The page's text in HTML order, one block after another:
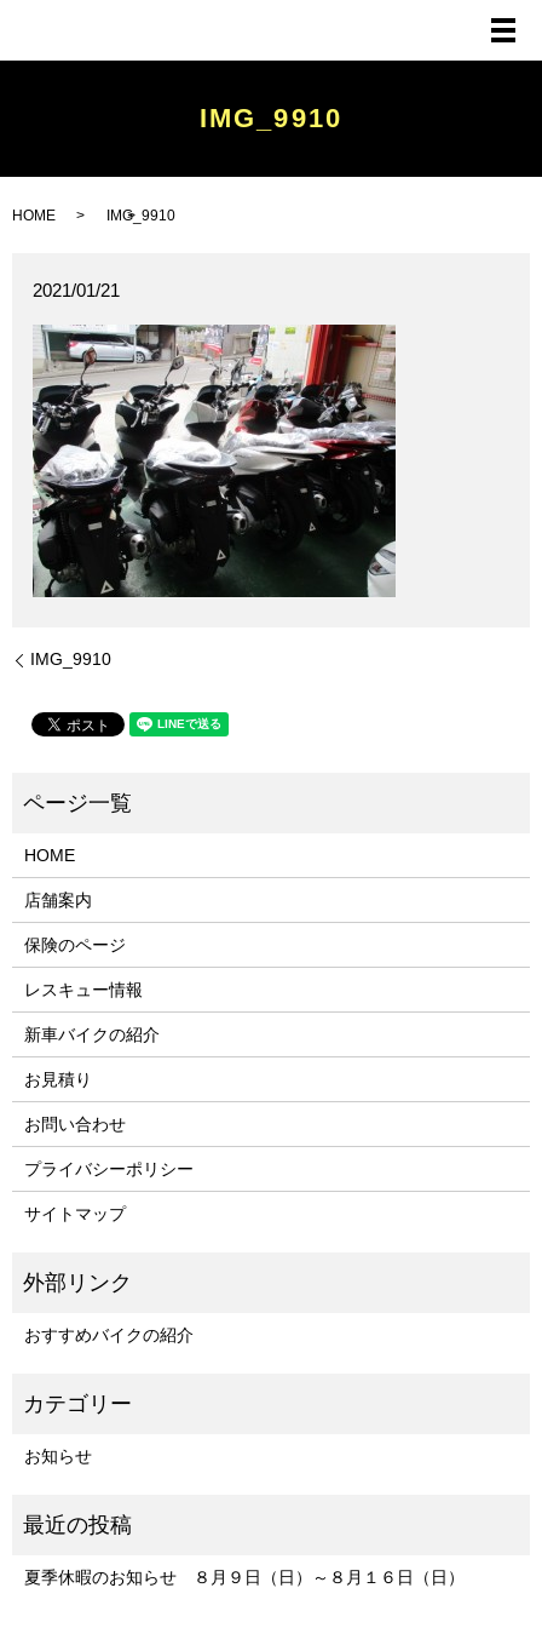
メ
IMG_9910
HOME IMG_9910
2021/01/21
IMG_9910
HOME
店舗案内
保険のページ
レスキュー情報
新車バイクの紹介
お見積り
お問い合わせ
プライバシーポリシー
サイトマップ
おすすめバイクの紹介
お知らせ
夏季休暇のお知らせ ８月９日（日）～８月１６日（日）